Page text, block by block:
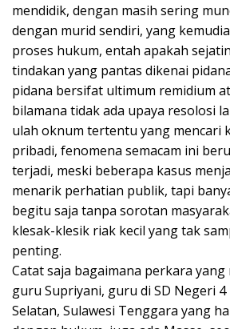
mendidik, dengan masih sering
dengan murid sendiri, yang
proses hukum, entah apakah
tindakan yang pantas dikenai
pidana bersifat ultimum remidium
bilamana tidak ada upaya resolosi
ulah oknum tertentu yang mencari
pribadi, fenomena semacam ini
terjadi, meski beberapa kasus
menarik perhatian publik, tapi
begitu saja tanpa sorotan
klesak-klesik riak kecil yang tak
penting.
Catat saja bagaimana perkara
guru Supriyani, guru di SD Negeri 4
Selatan, Sulawesi Tenggara yang